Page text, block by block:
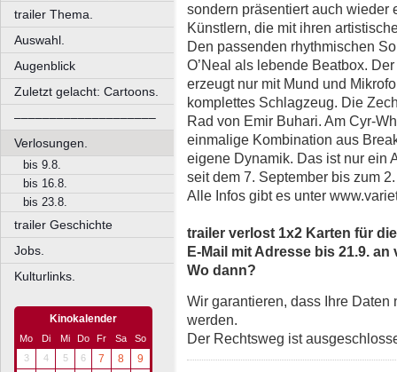
trailer Thema.
Auswahl.
Augenblick
Zuletzt gelacht: Cartoons.
––––––––––––––––––––
Verlosungen.
bis 9.8.
bis 16.8.
bis 23.8.
trailer Geschichte
Jobs.
Kulturlinks.
Kinokalender
Mo Di Mi Do Fr Sa
So
3
4 5 6 7 8
9
sondern präsentiert auch wieder
Künstlern, die mit ihren
Den passenden rhythmischen
O’Neal als lebende Beatbox.
erzeugt nur mit Mund und
komplettes Schlagzeug. Die
Rad von Emir Buhari. Am Cyr-
einmalige Kombination aus
eigene Dynamik. Das ist nur ein
seit dem 7. September bis zum
Alle Infos gibt es unter
trailer verlost 1x2 Karten für
E-Mail mit Adresse bis 21.9.
Wo dann?
Wir garantieren, dass Ihre
werden.
Der Rechtsweg ist